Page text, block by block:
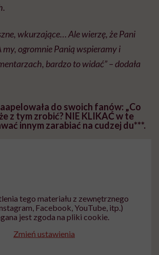
wkurzające… Ale wierzę, że Pani
my, ogromnie Panią wspieramy i
bardzo to widać” – dodała
do swoich fanów: „Co
z tym zrobić? NIE KLIKAĆ w te
innym zarabiać na cudzej du***.
tego materiału z zewnętrznego
Facebook, YouTube, itp.)
jest zgoda na pliki cookie.
Zmień ustawienia